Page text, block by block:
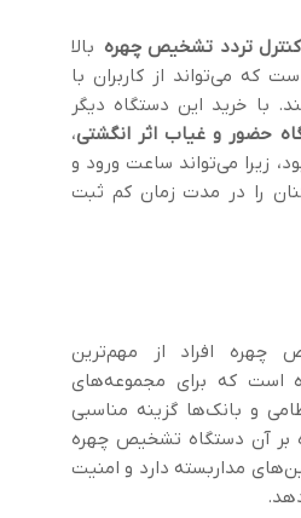
تردد تشخیص چهره بالا
که می‌تواند از کاربران با
با خرید این دستگاه دیگر
حضور و غیاب اثر انگشتی،
زیرا می‌تواند ساعت ورود و
را در مدت زمان کم ثبت
چهره افراد از مهم‌ترین
است که برای مجموعه‌های
و بانک‌ها گزینه مناسبی
بر آن دستگاه تشخیص چهره
مداربسته دارد و امنیت